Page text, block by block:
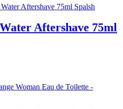
Aftershave 75ml